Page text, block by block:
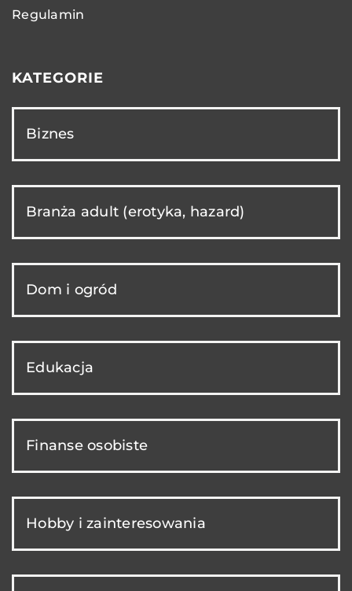
Regulamin
KATEGORIE
Biznes
Branża adult (erotyka, hazard)
Dom i ogród
Edukacja
Finanse osobiste
Hobby i zainteresowania